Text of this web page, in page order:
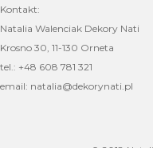
Kontakt:
Natalia Walenciak Dekory Nati
Krosno 30, 11-130 Orneta
tel.: +48 608 781 321
email: natalia@dekorynati.pl